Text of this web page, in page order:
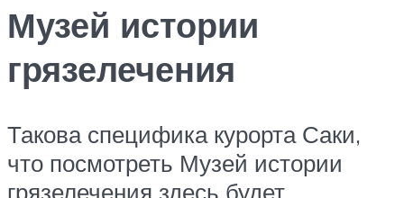
Музей истории
грязелечения
Такова специфика курорта Саки,
что посмотреть Музей истории
грязелечения здесь будет